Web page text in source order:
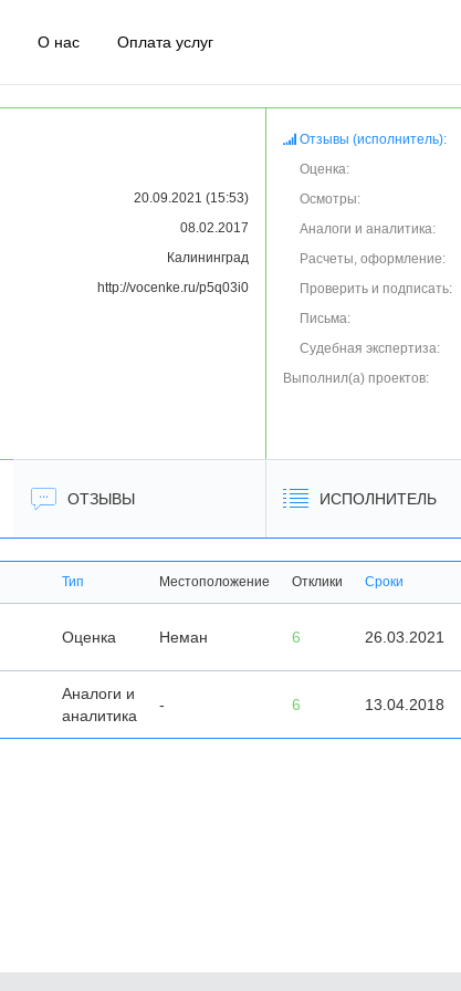
О нас Оплата услуг
20.09.2021 (15:53)
08.02.2017
Калининград
http://vocenke.ru/p5q03i0
Отзывы (исполнитель):
Оценка:
Осмотры:
Аналоги и аналитика:
Расчеты, оформление:
Проверить и подписать:
Письма:
Судебная экспертиза:
Выполнил(а) проектов:
ОТЗЫВЫ ИСПОЛНИТЕЛЬ
Тип Местоположение Отклики Сроки
Оценка Неман 6 26.03.2021
Аналоги и
аналитика
- 6 13.04.2018